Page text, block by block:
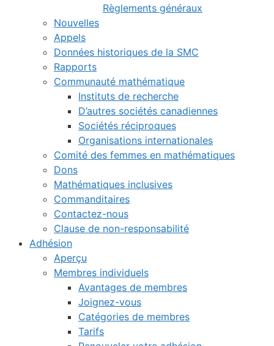
Règlements généraux
Nouvelles
Appels
Données historiques de la SMC
Rapports
Communauté mathématique
Instituts de recherche
D’autres sociétés canadiennes
Sociétés réciproques
Organisations internationales
Comité des femmes en mathématiques
Dons
Mathématiques inclusives
Commanditaires
Contactez-nous
Clause de non-responsabilité
Adhésion
Aperçu
Membres individuels
Avantages de membres
Joignez-vous
Catégories de membres
Tarifs